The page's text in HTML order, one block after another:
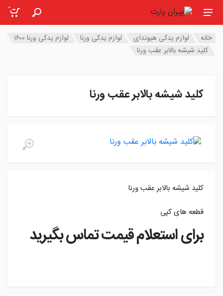
0
خانه لوازم یدکی هیوندای لوازم یدکی ورنا
لوازم یدکی ورنا ۱۶۰۰
کلید شیشه بالابر عقب ورنا
کلید شیشه بالابر عقب ورنا
کلید شیشه بالابر عقب ورنا
قطعه های کپی
برای استعلام قیمت تماس بگیرید